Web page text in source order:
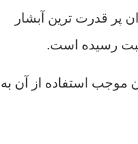
پر قدرت ترین آبشار
رسیده است.
موجب استفاده از آن به